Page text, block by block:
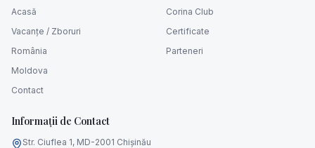
Acasă
Vacanțe / Zboruri
România
Moldova
Contact
Corina Club
Certificate
Parteneri
Informații de Contact
Str. Ciuflea 1, MD-2001 Chișinău